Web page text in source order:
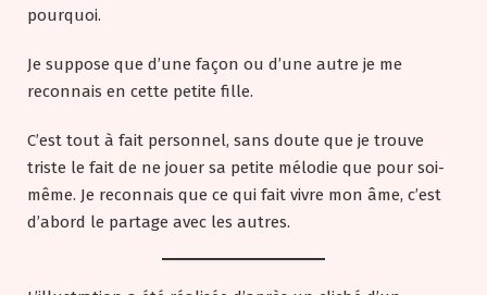
pourquoi.
Je suppose que d’une façon ou d’une autre je me
reconnais en cette petite fille.
C’est tout à fait personnel, sans doute que je trouve
triste le fait de ne jouer sa petite mélodie que pour soi-
même. Je reconnais que ce qui fait vivre mon âme, c’est
d’abord le partage avec les autres.